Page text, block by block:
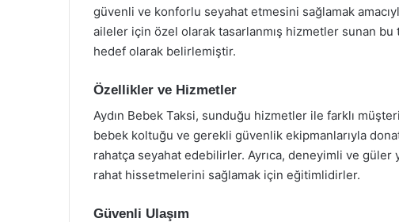
güvenli ve konforlu seyahat etmesini sağlamak
aileler için özel olarak tasarlanmış hizmetler sunan
hedef olarak belirlemiştir.
Özellikler ve Hizmetler
Aydın Bebek Taksi, sunduğu hizmetler ile farklı
bebek koltuğu ve gerekli güvenlik ekipmanlarıyla
rahatça seyahat edebilirler. Ayrıca, deneyimli ve
rahat hissetmelerini sağlamak için eğitimlidirler.
Güvenli Ulaşım